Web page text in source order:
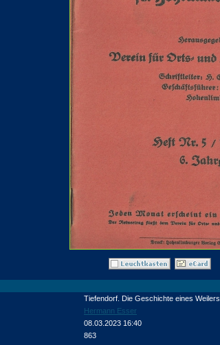
Tiefendorf. Die Geschichte eines Weilers
Hermann Esser
08.03.2023 16:40
863